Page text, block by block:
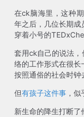
在ck脑海里，这种
年之后，几位长期成
穿着小号的
套用ck自己的说法，
络的工作形式在很
按照通俗的社会时钟
但有孩子这件事，似
新生命的降生打断